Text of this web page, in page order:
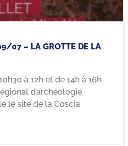
07 – LA GROTTE DE LA
à 12h et de 14h à 16h
d’archéologie.
le site de la Coscia